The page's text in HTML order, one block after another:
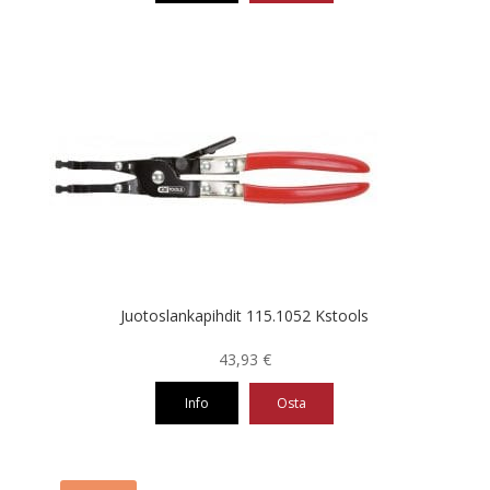
Juotoslankapihdit 115.1052 Kstools
43,93 €
Info Osta